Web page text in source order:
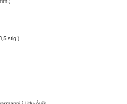
stig.)